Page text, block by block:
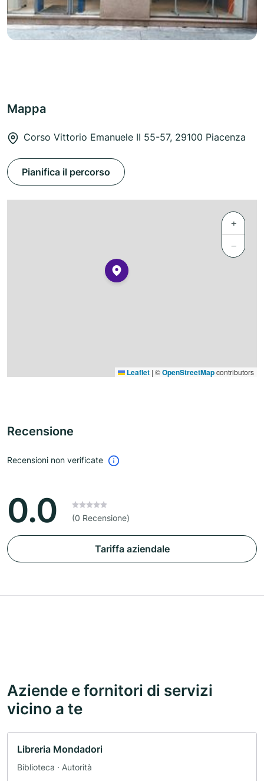
Mappa
Corso Vittorio Emanuele II 55-57, 29100 Piacenza
Pianifica il percorso
+
−
Leaflet | ©OpenStreetMapcontributors
Recensione
Recensioni non verificate
0.0 (0 Recensione)
Tariffa aziendale
Aziende e fornitori di servizi
vicino a te
Libreria Mondadori
Biblioteca · Autorità